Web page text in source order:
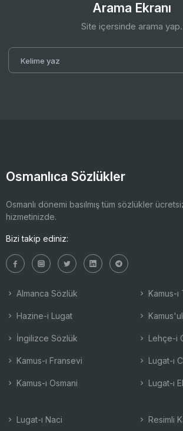
Arama Ekranı
Site içersinde arama yap.
Osmanlıca Sözlükler
Osmanlı dönemi basılmış tüm sözlükler
hizmetinizde.
Bizi takip ediniz:
Almanca Sözlük
Hazine-i Lugat
İngilizce Sözlük
Kamus-ı Fransevi
Kamus-ı Osmani
Kamus-ı
Lehçe-i
Lugat-ı
Lugat-ı
Lugat-ı Naci Resimli